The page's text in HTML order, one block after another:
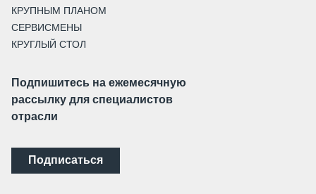
КРУПНЫМ ПЛАНОМ
СЕРВИСМЕНЫ
КРУГЛЫЙ СТОЛ
Подпишитесь на ежемесячную
рассылку для специалистов
отрасли
Подписаться